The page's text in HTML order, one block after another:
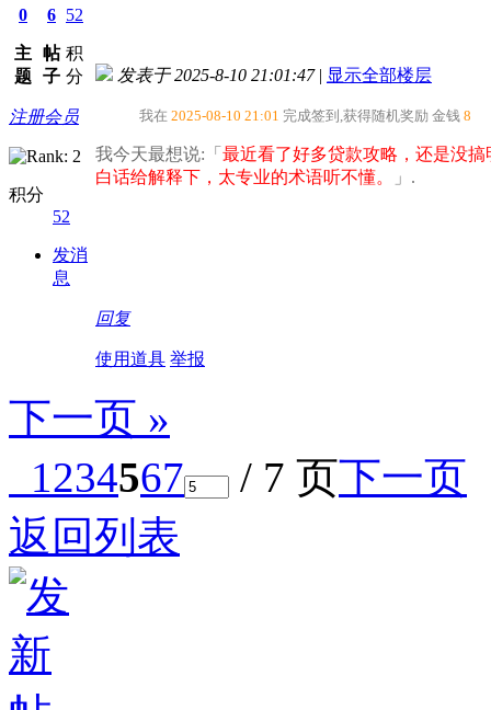
0
主
题
6
帖
子
52
积
分
注册会员
积分
52
发消
息
发表于 2025-8-10 21:01:47 | 显示全部楼层
我在 2025-08-10 21:01 完成签到,获得随机奖励 金钱 8
我今天最想说:「 最近看了好多贷款攻略，还是没
白话给解释下，太专业的术语听不懂。​
」.
回复
使用道具 举报
下一页 »
1234567 / 7 页下一页
返回列表